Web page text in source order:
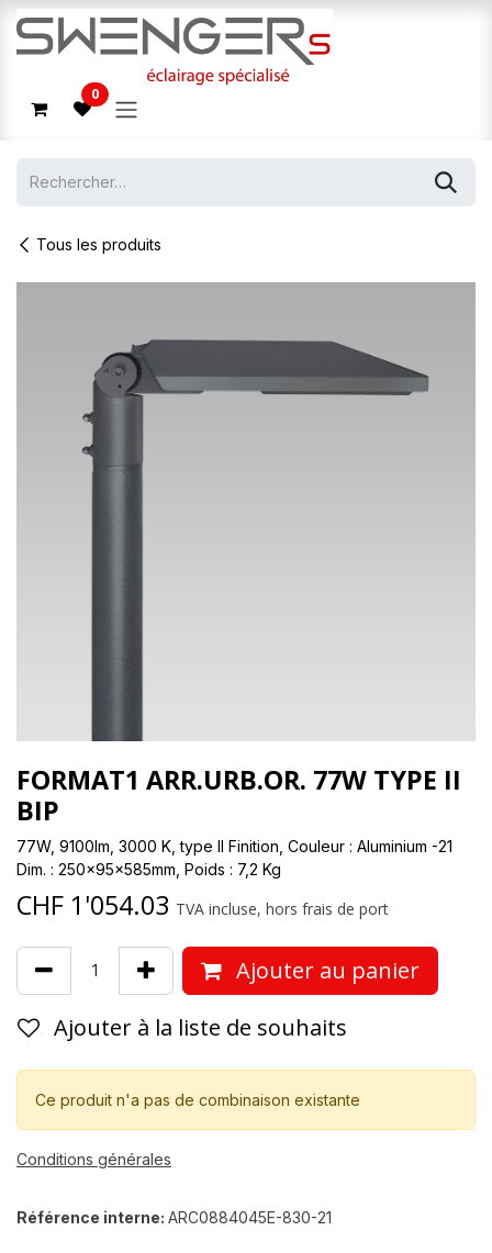
Se rendre au contenu
0
Tous les produits
FORMAT1 ARR.URB.OR. 77W TYPE II
BIP
77W, 9100lm, 3000 K, type II Finition, Couleur : Aluminium -21
Dim. : 250x95x585mm, Poids : 7,2 Kg
CHF 1'054.03 TVA incluse, hors frais de port
Ajouter au panier
Ajouter à la liste de souhaits
Ce produit n'a pas de combinaison existante
Conditions générales
Référence interne: ARC0884045E-830-21